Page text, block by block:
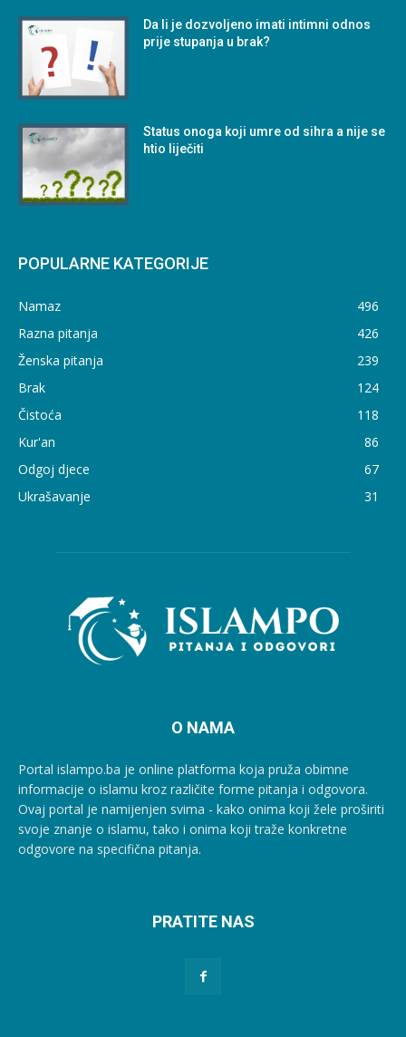
Da li je dozvoljeno imati intimni odnos
prije stupanja u brak?
Status onoga koji umre od sihra a nije se
htio liječiti
POPULARNE KATEGORIJE
Namaz
496
Razna pitanja
426
Ženska pitanja
239
Brak
124
Čistoća
118
Kur'an
86
Odgoj djece
67
Ukrašavanje
31
O NAMA
Portal islampo.ba je online platforma koja pruža obimne
informacije o islamu kroz različite forme pitanja i odgovora.
Ovaj portal je namijenjen svima - kako onima koji žele proširiti
svoje znanje o islamu, tako i onima koji traže konkretne
odgovore na specifična pitanja.
PRATITE NAS